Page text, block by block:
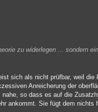
zu widerlegen ... sondern
sich als nicht prüfbar, weil
Anreicherung der
so dass es auf die
ankommt. Sie fügt dem